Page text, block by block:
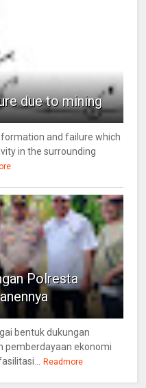
due to mining
and failure which
in the surrounding
Polresta
bentuk dukungan
pemberdayaan ekonomi
Readmore